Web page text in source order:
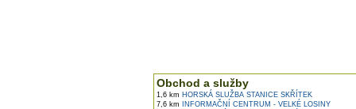
Obchod a služby
1,6 km HORSKÁ SLUŽBA STANICE SKŘÍTEK
7,6 km INFORMAČNÍ CENTRUM - VELKÉ LOSINY